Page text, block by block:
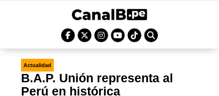
Actualidad
B.A.P. Unión representa al
Perú en histórica